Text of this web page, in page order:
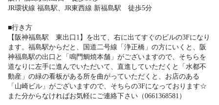
JR環状線 福島駅、JR東西線 新福島駅　徒歩5分
■行き方
【阪神福島駅　東出口1】を出て、右に出てすぐのビルの3Fになり
ます。福島駅からだと、国道二号線「浄正橋」の方にいくと、阪
神福島駅の出口と「鳴門鯛焼本舗」がございますので、そちらを
道なりに左手に進んでいただいて、直進していただくと「水都不
動産」の緑の看板がある所を曲がっていただくと、お店のある
「山崎ビル」がございますので、そちらの3Fになっております☆